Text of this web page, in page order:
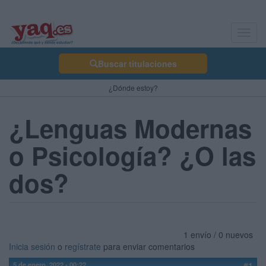
Buscar titulaciones
¿Dónde estoy?
¿Lenguas Modernas
o Psicología? ¿O las
dos?
1 envío / 0 nuevos
Inicia sesión o regístrate para enviar comentarios